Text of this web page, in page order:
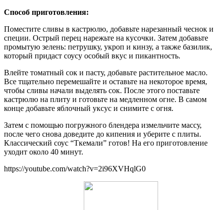
Способ приготовления:
Поместите сливы в кастрюлю, добавьте нарезанный чеснок и
специи. Острый перец нарежьте на кусочки. Затем добавьте
промытую зелень: петрушку, укроп и кинзу, а также базилик,
который придаст соусу особый вкус и пикантность.
Влейте томатный сок и пасту, добавьте растительное масло.
Все тщательно перемешайте и оставьте на некоторое время,
чтобы сливы начали выделять сок. После этого поставьте
кастрюлю на плиту и готовьте на медленном огне. В самом
конце добавьте яблочный уксус и снимите с огня.
Затем с помощью погружного блендера измельчите массу,
после чего снова доведите до кипения и уберите с плиты.
Классический соус “Ткемали” готов! На его приготовление
уходит около 40 минут.
https://youtube.com/watch?v=2i96XVHqlG0